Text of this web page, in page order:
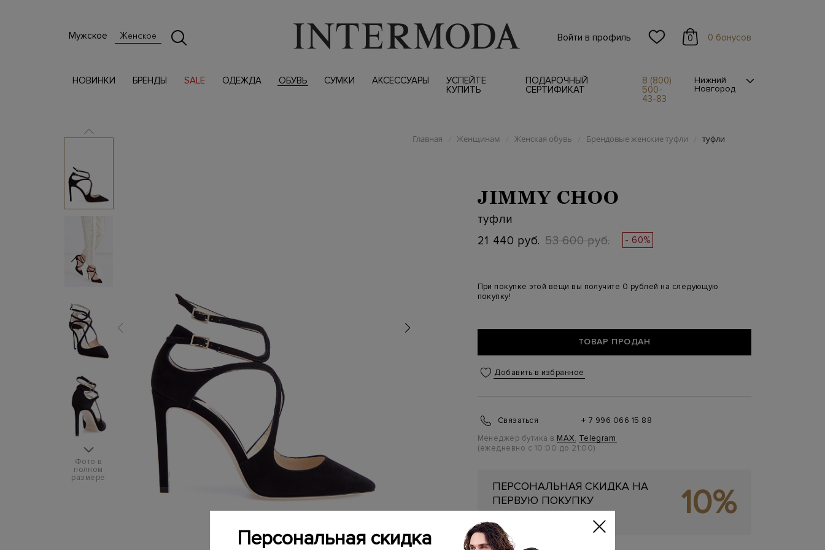
Мужское Женское Войти в профиль 0 0 бонусов
НОВИНКИ БРЕНДЫ SALE ОДЕЖДА ОБУВЬ СУМКИ АКСЕССУАРЫ
УСПЕЙТЕ
КУПИТЬ
ПОДАРОЧНЫЙ
СЕРТИФИКАТ
8 (800)
500-
43-83
Нижний
Новгород
Фото в
полном
размере
Главная / Женщинам / Женская обувь / Брендовые женские туфли / туфли
JIMMY CHOO
туфли
21 440 руб. 53 600 руб. - 60%
При покупке этой вещи вы получите 0 рублей на следующую
покупку!
ТОВАР ПРОДАН
Добавить в избранное
Связаться
+ 7 996 066 15 88
Менеджер бутика в MAX, Telegram
(ежедневно с 10:00 до 21:00)
ПЕРСОНАЛЬНАЯ СКИДКА НА
ПЕРВУЮ ПОКУПКУ
10%
Персональная скидка